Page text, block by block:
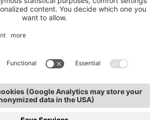
Impressum
Datenschutzerklärung